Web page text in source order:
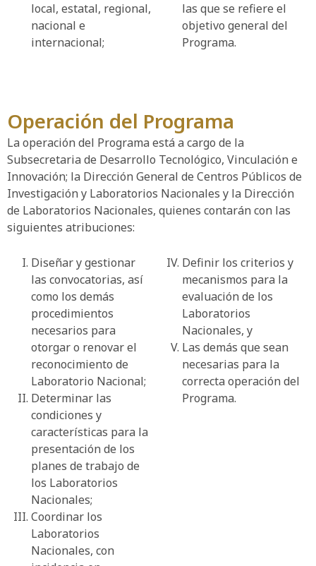
local, estatal, regional,
nacional e
internacional;
las que se refiere el
objetivo general del
Programa.
Operación del Programa
La operación del Programa está a cargo de la
Subsecretaria de Desarrollo Tecnológico, Vinculación e
Innovación; la Dirección General de Centros Públicos de
Investigación y Laboratorios Nacionales y la Dirección
de Laboratorios Nacionales, quienes contarán con las
siguientes atribuciones:
Diseñar y gestionar
las convocatorias, así
como los demás
procedimientos
necesarios para
otorgar o renovar el
reconocimiento de
Laboratorio Nacional;
Determinar las
condiciones y
características para la
presentación de los
planes de trabajo de
los Laboratorios
Nacionales;
Coordinar los
Laboratorios
Nacionales, con
Definir los criterios y
mecanismos para la
evaluación de los
Laboratorios
Nacionales, y
Las demás que sean
necesarias para la
correcta operación del
Programa.